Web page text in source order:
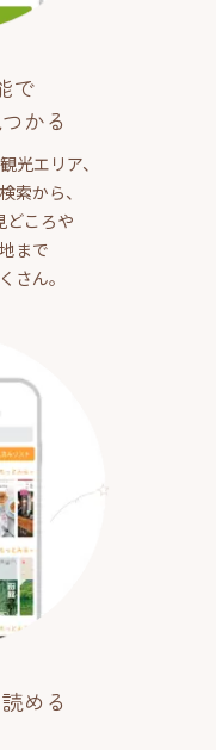
で
かる
光エリア、
索から、
どころや
まで
さん。
める